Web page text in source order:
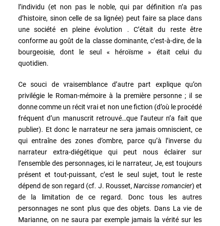
l’individu (et non pas le noble, qui par définition n’a pas
d’histoire, sinon celle de sa lignée) peut faire sa place dans
une société en pleine évolution . C’était du reste être
conforme au goût de la classe dominante, c’est-à-dire, de la
bourgeoisie, dont le seul « héroïsme » était celui du
quotidien.
Ce souci de vraisemblance d’autre part explique qu’on
privilégie le Roman-mémoire à la première personne ; il se
donne comme un récit vrai et non une fiction (d’où le procédé
fréquent d’un manuscrit retrouvé…que l’auteur n’a fait que
publier). Et donc le narrateur ne sera jamais omniscient, ce
qui entraîne des zones d’ombre, parce qu’à l’inverse du
narrateur extra-diégétique qui peut nous éclairer sur
l’ensemble des personnages, ici le narrateur, Je, est toujours
présent et tout-puissant, c’est le seul sujet, tout le reste
dépend de son regard (cf. J. Rousset,Narcisse romancier) et
de la limitation de ce regard. Donc tous les autres
personnages ne sont plus que des objets. Dans La vie de
Marianne, on ne saura par exemple jamais la vérité sur les